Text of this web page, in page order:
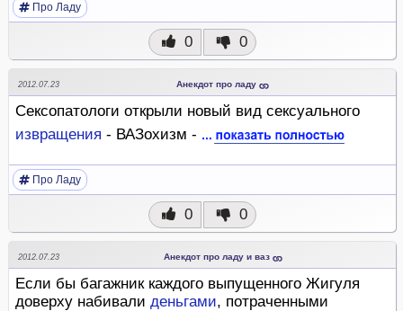
Про Ладу
0 0
2012.07.23 Анекдот про ладу
Сексопатологи открыли новый вид сексуального
извращения - ВАЗохизм -
Про Ладу
0 0
2012.07.23 Анекдот про ладу и ваз
Если бы багажник каждого выпущенного Жигуля
доверху набивали деньгами, потраченными